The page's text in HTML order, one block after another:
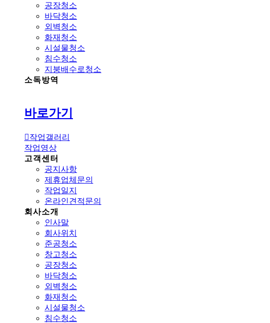
공장청소
바닥청소
외벽청소
화재청소
시설물청소
침수청소
지붕배수로청소
소독방역
바로가기
작업갤러리
작업영상
고객센터
공지사항
제휴업체문의
작업일지
온라인견적문의
회사소개
인사말
회사위치
준공청소
창고청소
공장청소
바닥청소
외벽청소
화재청소
시설물청소
침수청소